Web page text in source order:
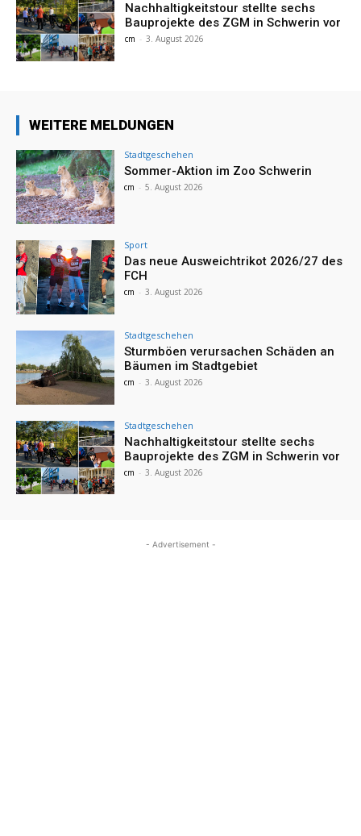
Nachhaltigkeitstour stellte sechs
Bauprojekte des ZGM in Schwerin vor
cm - 3. August 2026
WEITERE MELDUNGEN
Stadtgeschehen
Sommer-Aktion im Zoo Schwerin
cm - 5. August 2026
Sport
Das neue Ausweichtrikot 2026/27 des
FCH
cm - 3. August 2026
Stadtgeschehen
Sturmböen verursachen Schäden an
Bäumen im Stadtgebiet
cm - 3. August 2026
Stadtgeschehen
Nachhaltigkeitstour stellte sechs
Bauprojekte des ZGM in Schwerin vor
cm - 3. August 2026
- Advertisement -